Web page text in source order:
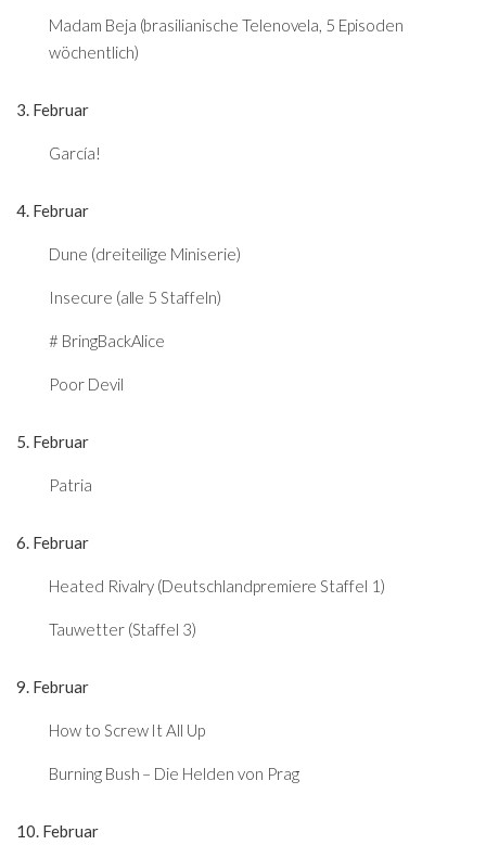
Madam Beja (brasilianische Telenovela, 5 Episoden
wöchentlich)
3. Februar
García!
4. Februar
Dune (dreiteilige Miniserie)
Insecure (alle 5 Staffeln)
# BringBackAlice
Poor Devil
5. Februar
Patria
6. Februar
Heated Rivalry (Deutschlandpremiere Staffel 1)
Tauwetter (Staffel 3)
9. Februar
How to Screw It All Up
Burning Bush – Die Helden von Prag
10. Februar